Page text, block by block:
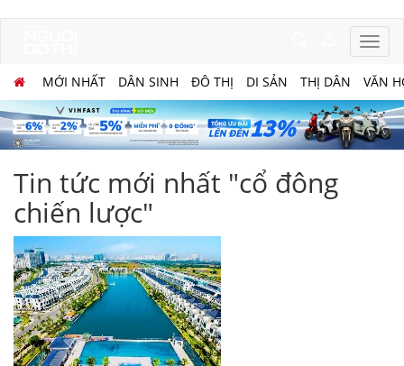
MỚI NHẤT DÂN SINH ĐÔ THỊ DI SẢN THỊ DÂN VĂN
Tin tức mới nhất "cổ đông
chiến lược"